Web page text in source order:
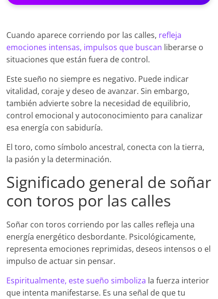
Cuando aparece corriendo por las calles, refleja
emociones intensas, impulsos que buscan liberarse o
situaciones que están fuera de control.
Este sueño no siempre es negativo. Puede indicar
vitalidad, coraje y deseo de avanzar. Sin embargo,
también advierte sobre la necesidad de equilibrio,
control emocional y autoconocimiento para canalizar
esa energía con sabiduría.
El toro, como símbolo ancestral, conecta con la tierra,
la pasión y la determinación.
Significado general de soñar
con toros por las calles
Soñar con toros corriendo por las calles refleja una
energía energético desbordante. Psicológicamente,
representa emociones reprimidas, deseos intensos o el
impulso de actuar sin pensar.
Espiritualmente, este sueño simboliza la fuerza interior
que intenta manifestarse. Es una señal de que tu